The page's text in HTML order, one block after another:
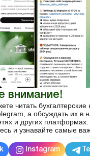
внимание!
читать бухгалтерские
а обсуждать их в
и других платформах.
и узнавайте самые
Instagram